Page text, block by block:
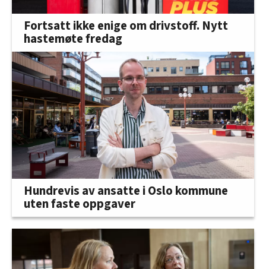
Fortsatt ikke enige om drivstoff. Nytt
hastemøte fredag
Hundrevis av ansatte i Oslo kommune
uten faste oppgaver